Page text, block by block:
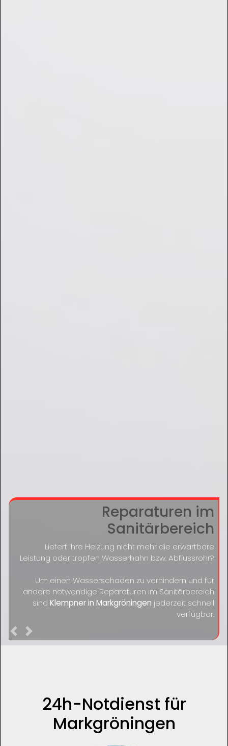
Reparaturen im
Sanitärbereich
Liefert Ihre Heizung nicht mehr die erwartbare
Leistung oder tropfen Wasserhahn bzw. Abflussrohr?
Um einen Wasserschaden zu verhindern und für
andere notwendige Reparaturen im Sanitärbereich
sindKlempner in Markgröningen jederzeit schnell
verfügbar.
Previous
24h-Notdienst für
Markgröningen